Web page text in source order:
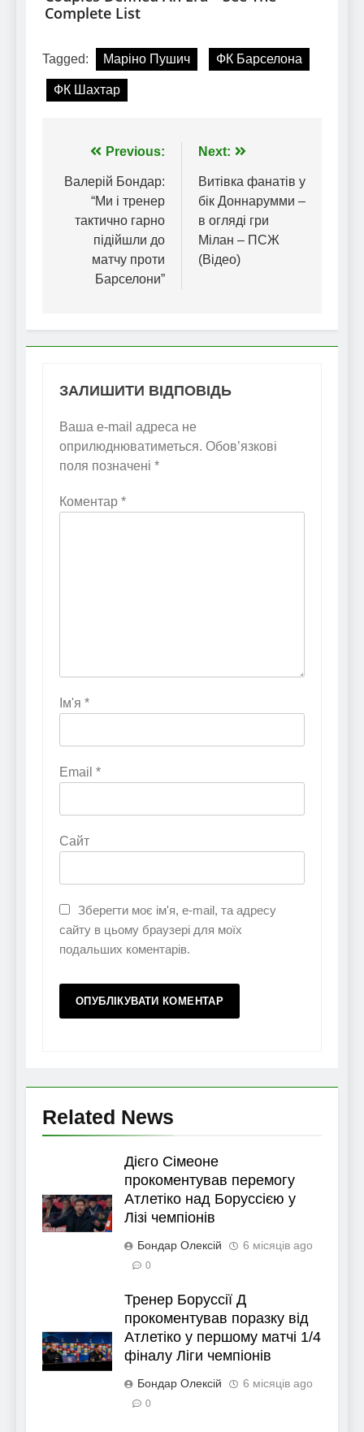
Tagged: Маріно Пушич ФК Барселона
ФК Шахтар
Навігація
записів
Previous:
Валерій Бондар:
“Ми і тренер
тактично гарно
підійшли до
матчу проти
Барселони”
Next:
Витівка фанатів у
бік Доннарумми –
в огляді гри
Мілан – ПСЖ
(Відео)
ЗАЛИШИТИ ВІДПОВІДЬ
Ваша e-mail адреса не
оприлюднюватиметься. Обов’язкові
поля позначені *
Коментар *
Ім'я *
Email *
Сайт
Зберегти моє ім'я, e-mail, та адресу
сайту в цьому браузері для моїх
подальших коментарів.
Related News
Дієго Сімеоне
прокоментував перемогу
Атлетіко над Боруссією у
Лізі чемпіонів
Бондар Олексій 6 місяців ago
0
Тренер Боруссії Д
прокоментував поразку від
Атлетіко у першому матчі 1/4
фіналу Ліги чемпіонів
Бондар Олексій 6 місяців ago
0